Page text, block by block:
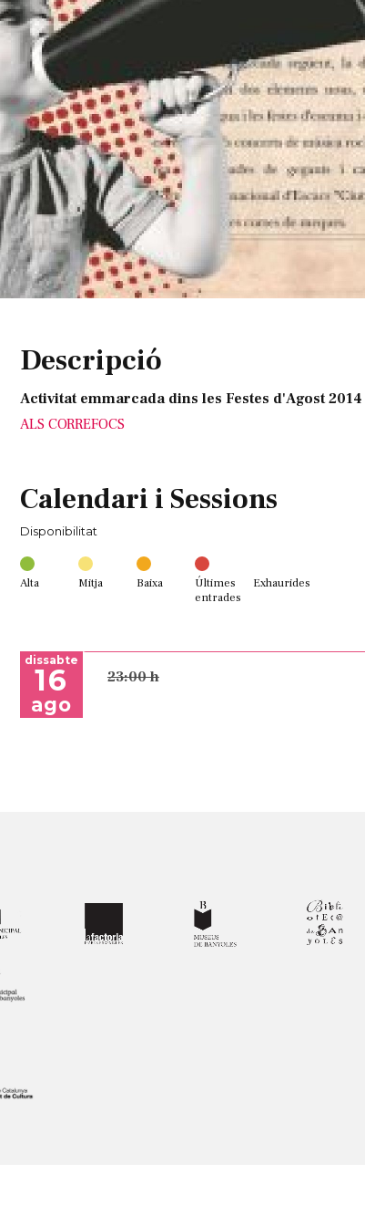
Descripció
Activitat emmarcada dins les Festes d'Agost 2014
ALS CORREFOCS
Calendari i Sessions
Disponibilitat
Alta Mitja Baixa
Últimes
entrades
Exhaurides
dissabte
16
ago
23:00 h